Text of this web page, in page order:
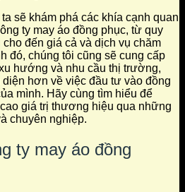
sẽ khám phá các khía cạnh quan
ty may áo đồng phục, từ quy
đến giá cả và dịch vụ chăm
đó, chúng tôi cũng sẽ cung cấp
hướng và nhu cầu thị trường,
hơn về việc đầu tư vào đồng
mình. Hãy cùng tìm hiểu để
giá trị thương hiệu qua những
chuyên nghiệp.
ty may áo đồng